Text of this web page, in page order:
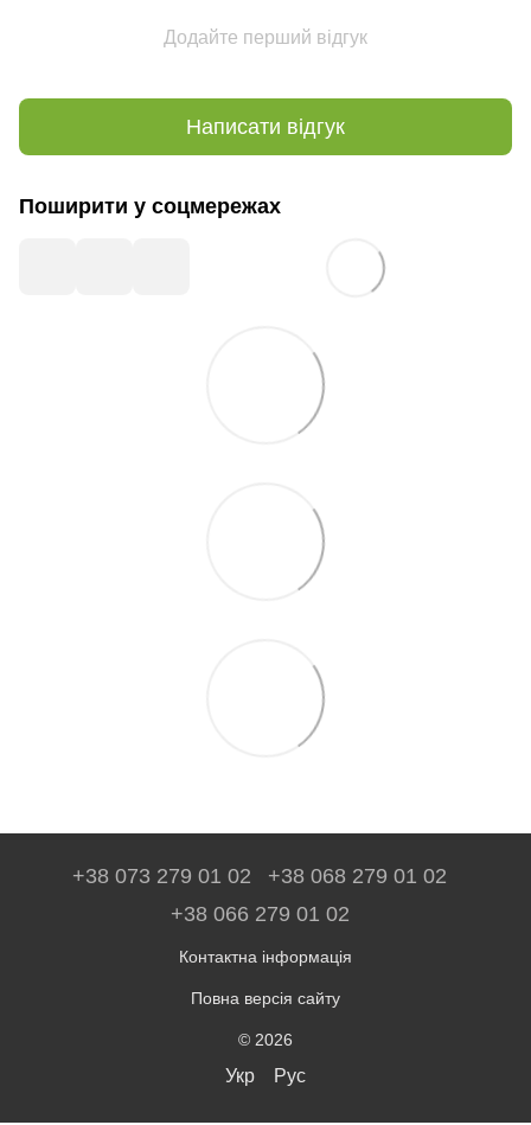
Додайте перший відгук
Написати відгук
Поширити у соцмережах
+38 073 279 01 02
+38 068 279 01 02
+38 066 279 01 02
Контактна інформація
Повна версія сайту
© 2026
Укр Рус